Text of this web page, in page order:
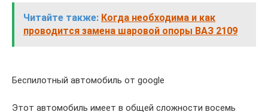
Читайте также: Когда необходима и как
проводится замена шаровой опоры ВАЗ 2109
Беспилотный автомобиль от google
Этот автомобиль имеет в общей сложности восемь